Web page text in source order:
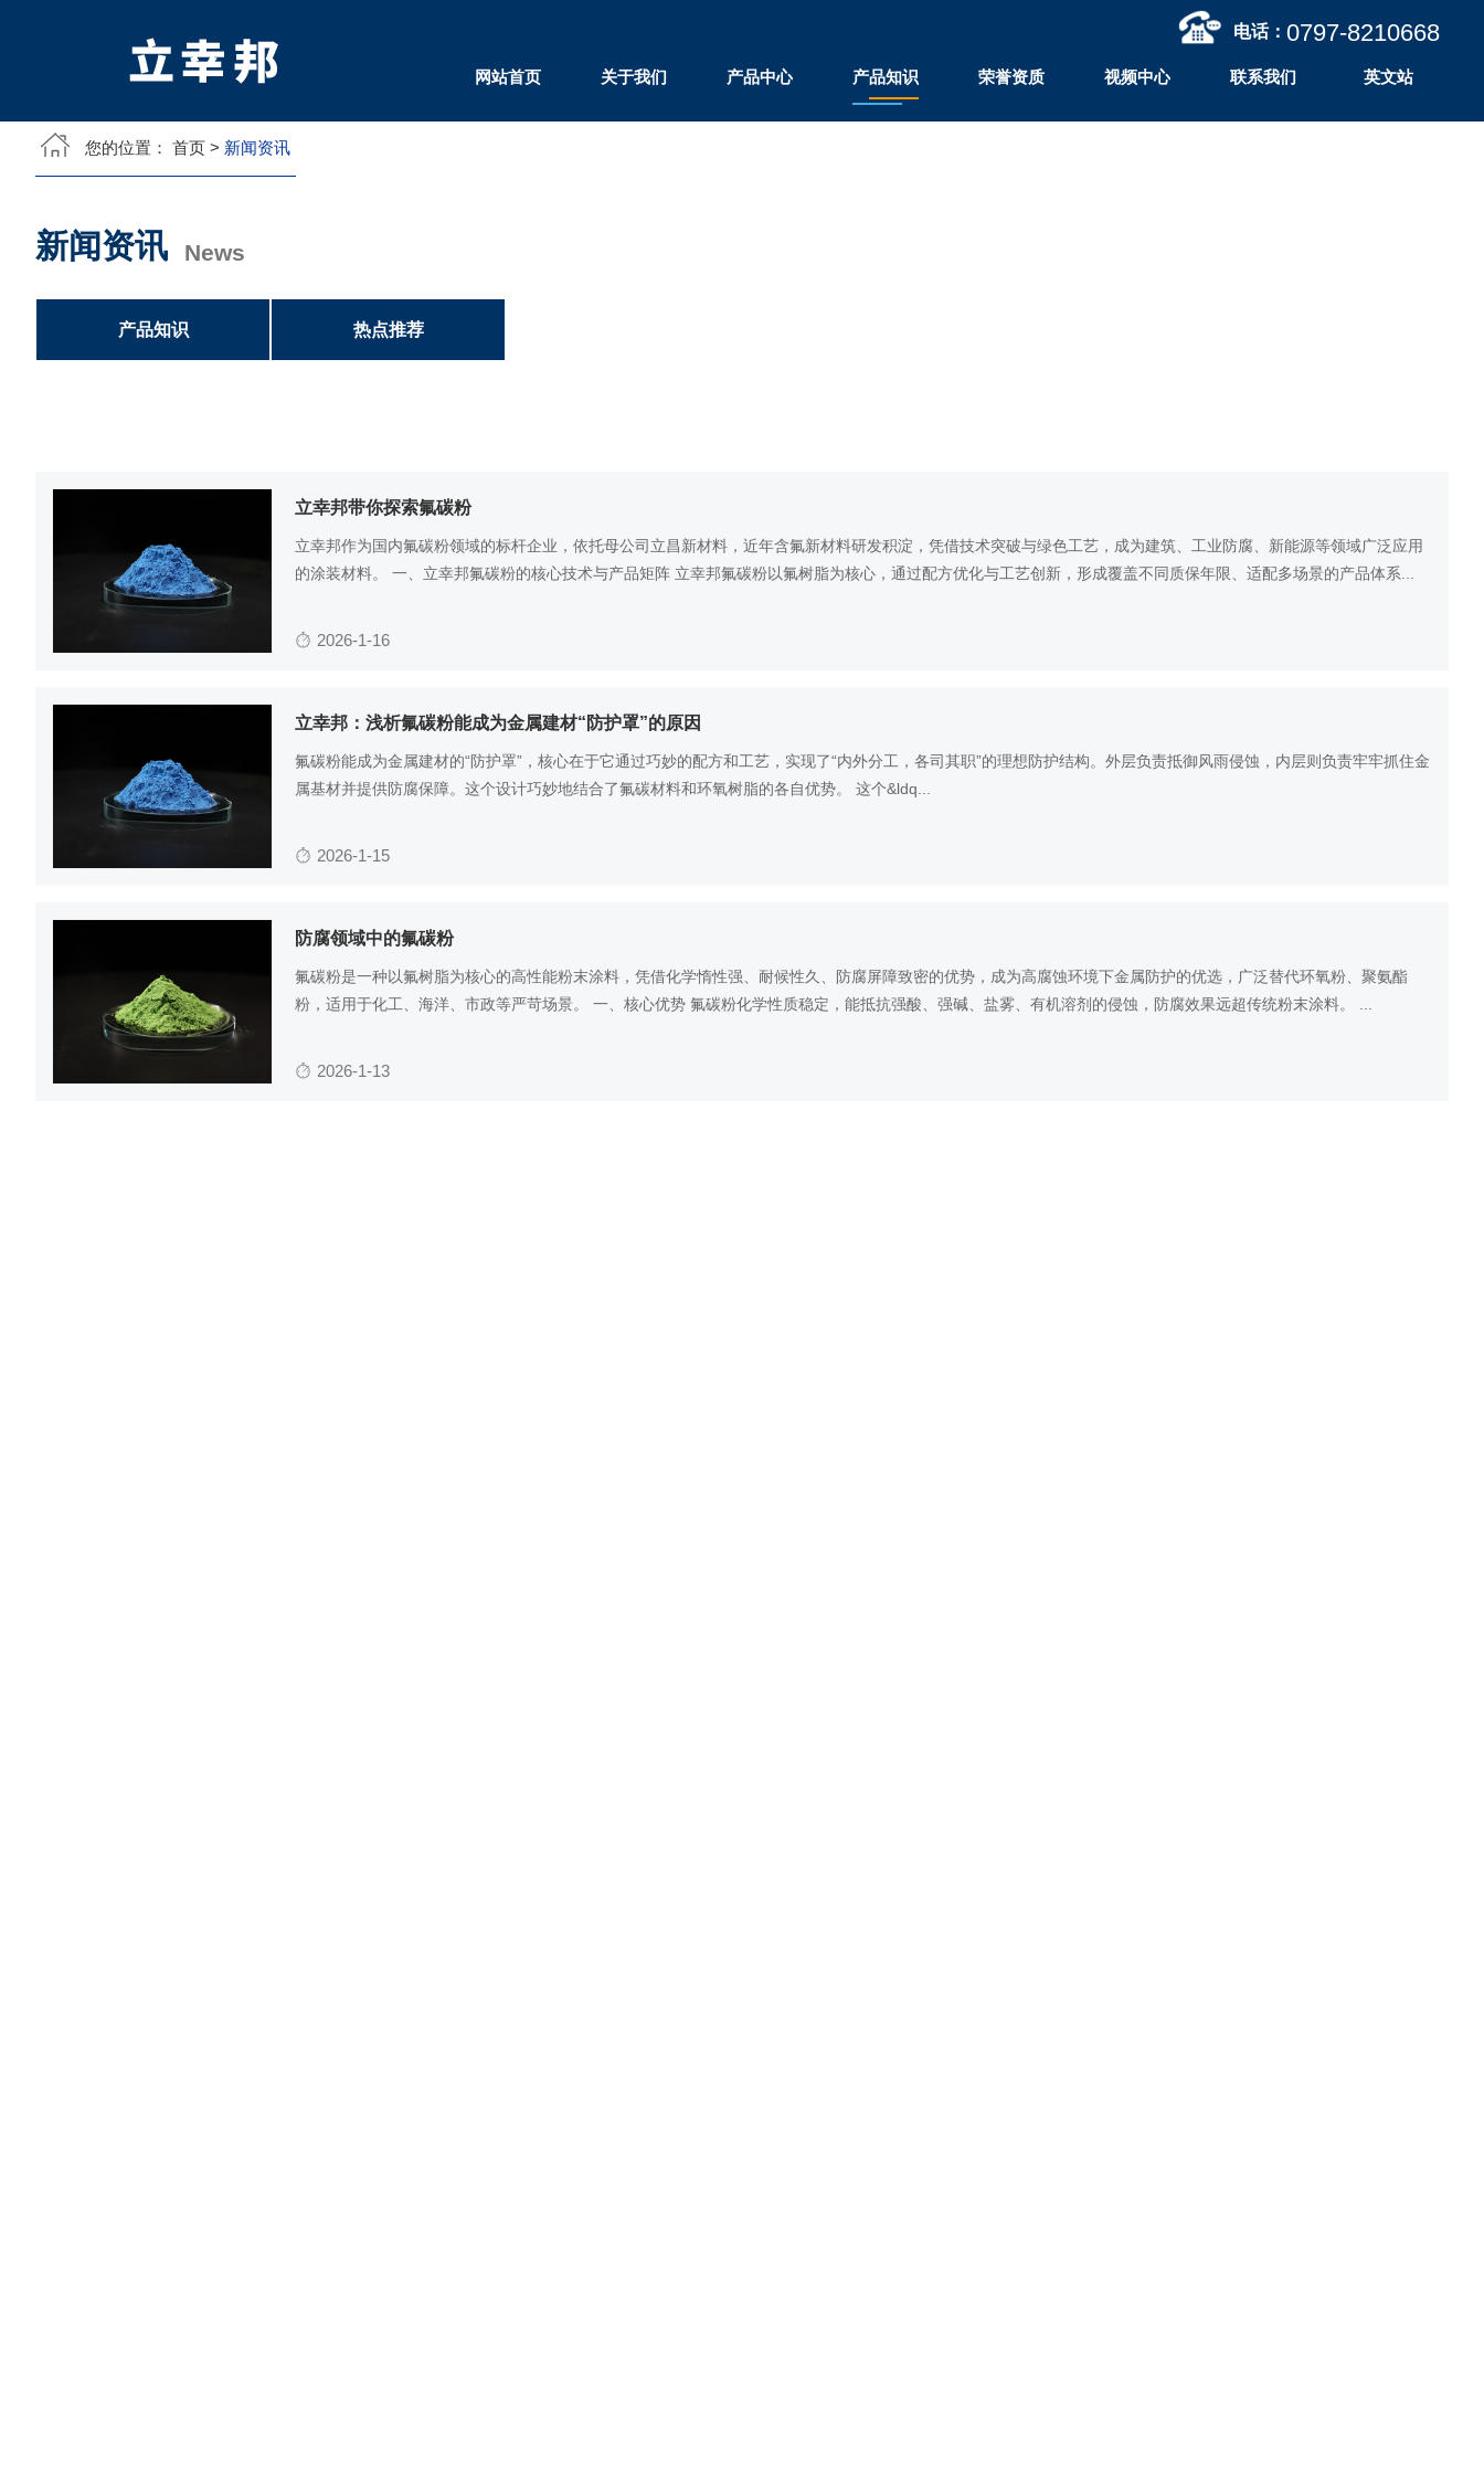
网站首页 关于我们 产品中心 产品知识 荣誉资质 视频中心 联系我们 英文站
电话： 0797-8210668
您的位置： 首页 > 新闻资讯
新闻资讯 News
产品知识 热点推荐
立幸邦带你探索氟碳粉
立幸邦作为国内氟碳粉领域的标杆企业，依托母公司立昌新材料，近年含氟新材料研发积淀，凭借技术突破与绿色工艺，成为建筑、工业防腐、新能源等领域广泛应用
的涂装材料。 一、立幸邦氟碳粉的核心技术与产品矩阵 立幸邦氟碳粉以氟树脂为核心，通过配方优化与工艺创新，形成覆盖不同质保年限、适配多场景的产品体系...
2026-1-16
立幸邦：浅析氟碳粉能成为金属建材“防护罩”的原因
氟碳粉能成为金属建材的“防护罩”，核心在于它通过巧妙的配方和工艺，实现了“内外分工，各司其职”的理想防护结构。外层负责抵御风雨侵蚀，内层则负责牢牢抓住金
属基材并提供防腐保障。这个设计巧妙地结合了氟碳材料和环氧树脂的各自优势。 这个&ldq...
2026-1-15
防腐领域中的氟碳粉
氟碳粉是一种以氟树脂为核心的高性能粉末涂料，凭借化学惰性强、耐候性久、防腐屏障致密的优势，成为高腐蚀环境下金属防护的优选，广泛替代环氧粉、聚氨酯
粉，适用于化工、海洋、市政等严苛场景。 一、核心优势 氟碳粉化学性质稳定，能抵抗强酸、强碱、盐雾、有机溶剂的侵蚀，防腐效果远超传统粉末涂料。
2026-1-13